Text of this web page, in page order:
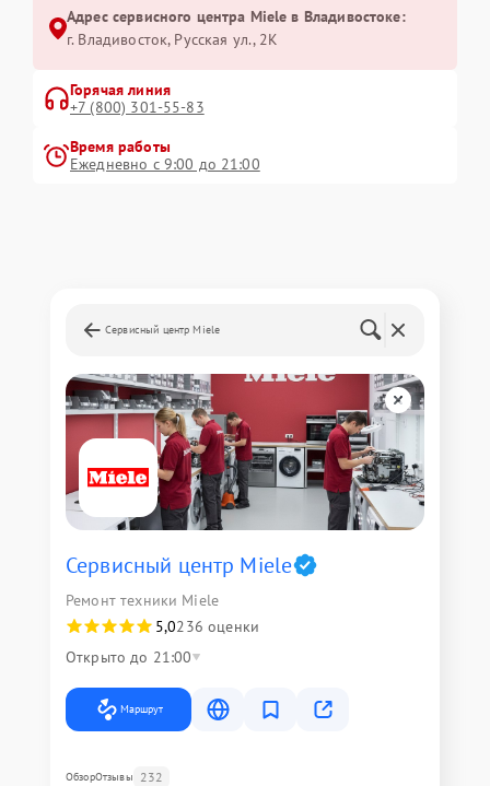
Адрес сервисного центра Miele в Владивостоке:
г. Владивосток, Русская ул., 2К
Горячая линия
+7 (800) 301-55-83
Время работы
Ежедневно с 9:00 до 21:00
Сервисный центр Miele
Сервисный центр Miele
Ремонт техники Miele
5,0236 оценки
Открыто до 21:00
Маршрут
ОбзорОтзывы 232